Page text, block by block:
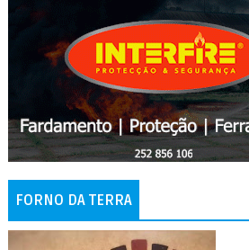
FORNO DA TERRA